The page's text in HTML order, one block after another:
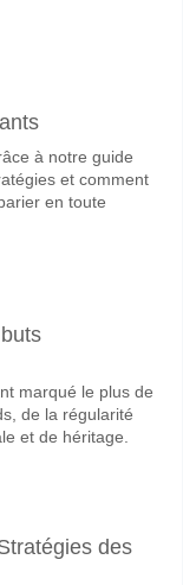
pourcentage de 55%.
Fenerbahce
Correct de 3-0
à notre guide
et comment
en toute
marqué le plus de
de la régularité
et de héritage.
des